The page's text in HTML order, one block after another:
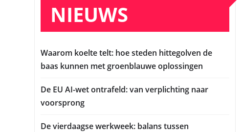
NIEUWS
Waarom koelte telt: hoe steden hittegolven de
baas kunnen met groenblauwe oplossingen
De EU AI-wet ontrafeld: van verplichting naar
voorsprong
De vierdaagse werkweek: balans tussen